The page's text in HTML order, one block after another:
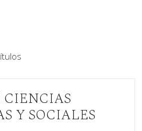
CIENCIAS
Y SOCIALES